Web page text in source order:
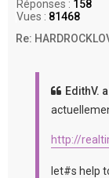
Réponses : 158
Vues : 81468
Re:
EdithV.
http://
let#s help